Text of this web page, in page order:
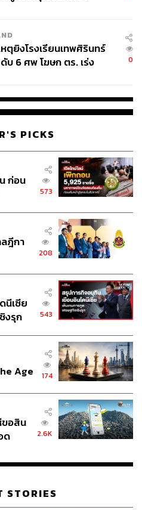
ตุยิงโรงเรียนเทพศิรินทร์
บ 6 ศพ โฆษก ตร. เร่ง
0
PICKS
ก่อน
573
ฎีกา
208
นีเซีย
งรุก
543
Age
174
ขอสิน
ด
2.6K
STORIES